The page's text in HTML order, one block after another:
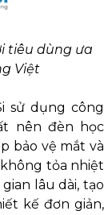
tiêu dùng ưa
Việt
sử dụng công
nên đèn học
bảo vệ mắt và
tỏa nhiệt
lâu dài, tạo
kế đơn giản,